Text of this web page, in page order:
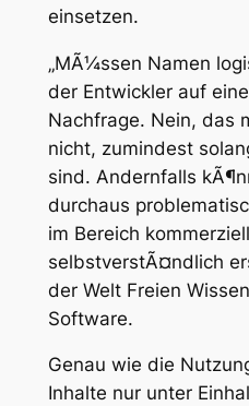
einsetzen.
„MÃ¼ssen Namen
der Entwickler auf
Nachfrage. Nein, das
nicht, zumindest
sind. Andernfalls
durchaus
im Bereich
selbstverstÃ¤ndlich
der Welt Freien
Software.
Genau wie die
Inhalte nur unter